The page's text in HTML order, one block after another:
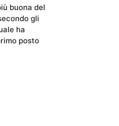
buona del
gli
ha
posto